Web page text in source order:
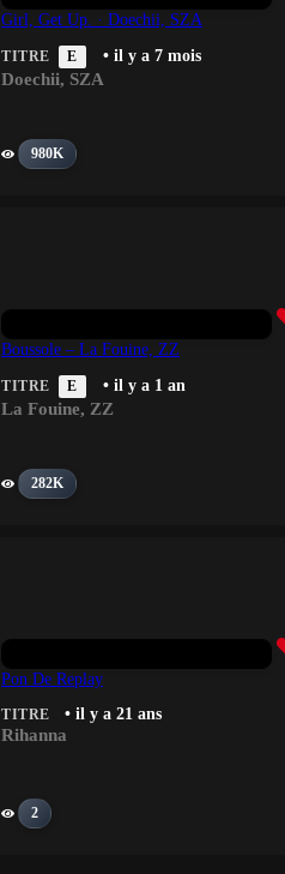
Girl, Get Up. · Doechii, SZA
TITRE E • il y a 7 mois
Doechii, SZA
980K
Boussole – La Fouine, ZZ
TITRE E • il y a 1 an
La Fouine, ZZ
282K
Pon De Replay
TITRE • il y a 21 ans
Rihanna
2